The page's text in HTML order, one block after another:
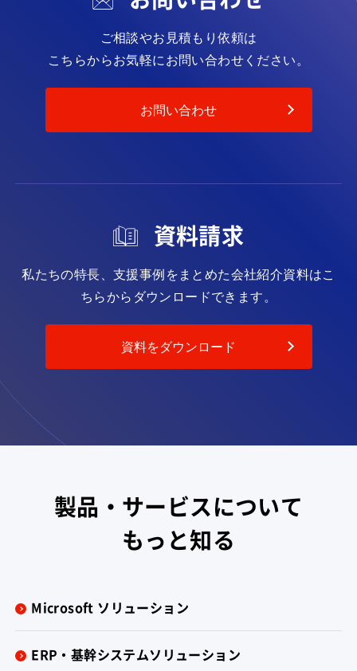
ご相談やお見積もり依頼は
こちらからお気軽にお問い合わせください。
お問い合わせ
資料請求
私たちの特長、支援事例をまとめた会社紹介資料はこ
ちらからダウンロードできます。
資料をダウンロード
製品・サービスについて
もっと知る
Microsoft ソリューション
ERP・基幹システムソリューション